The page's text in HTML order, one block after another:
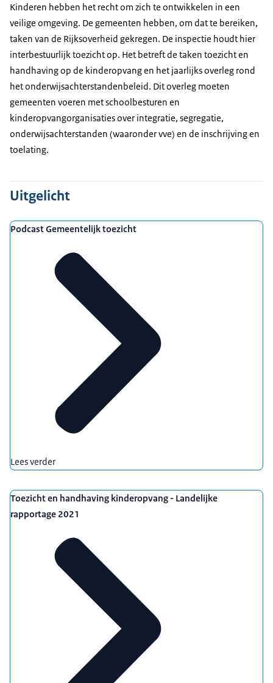
Kinderen hebben het recht om zich te ontwikkelen in een
veilige omgeving. De gemeenten hebben, om dat te bereiken,
taken van de Rijksoverheid gekregen. De inspectie houdt hier
interbestuurlijk toezicht op. Het betreft de taken toezicht en
handhaving op de kinderopvang en het jaarlijks overleg rond
het onderwijsachterstandenbeleid. Dit overleg moeten
gemeenten voeren met schoolbesturen en
kinderopvangorganisaties over integratie, segregatie,
onderwijsachterstanden (waaronder vve) en de inschrijving en
toelating.
Uitgelicht
Podcast Gemeentelijk toezicht
Lees verder
Toezicht en handhaving kinderopvang - Landelijke
rapportage 2021